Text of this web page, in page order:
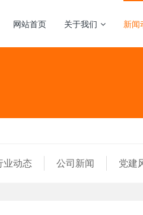
网站首页 关于我们 新闻
业动态 公司新闻 党建